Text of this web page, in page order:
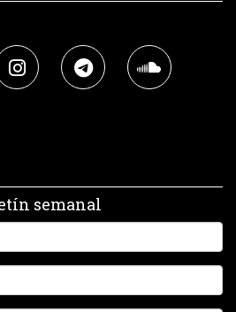
semanal